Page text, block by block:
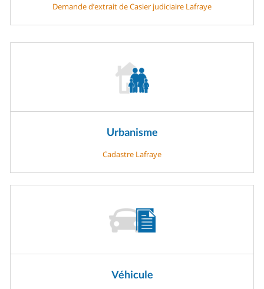
Demande d’extrait de Casier judiciaire Lafraye
Urbanisme
Cadastre Lafraye
Véhicule